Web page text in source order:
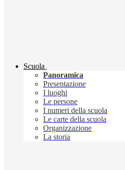
Scuola
Panoramica
Presentazione
I luoghi
Le persone
I numeri della scuola
Le carte della scuola
Organizzazione
La storia